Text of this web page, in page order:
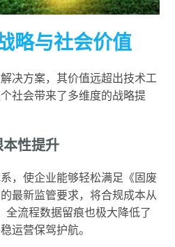
略与社会价值
决方案，其价值远超出技术工
社会带来了多维度的战略提
性提升
，使企业能够轻松满足《固废
最新监管要求，将合规成本从
全流程数据留痕也极大降低了
运营保驾护航。